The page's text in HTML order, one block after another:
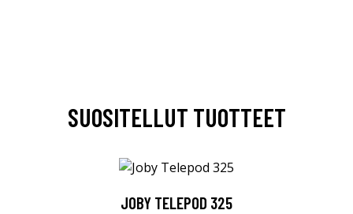
SUOSITELLUT TUOTTEET
JOBY TELEPOD 325